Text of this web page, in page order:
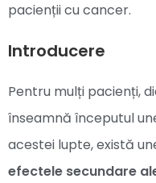
pacienții cu cancer.
Introducere
Pentru mulți pacienți,
înseamnă începutul
acestei lupte, există
efectele secundare